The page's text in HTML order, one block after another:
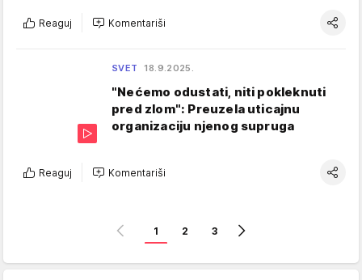
Reaguj Komentariši
SVET 18.9.2025.
"Nećemo odustati, niti pokleknuti
pred zlom": Preuzela uticajnu
organizaciju njenog supruga
Reaguj Komentariši
1 2 3